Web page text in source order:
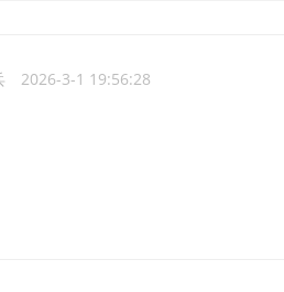
2026-3-1 19:56:28